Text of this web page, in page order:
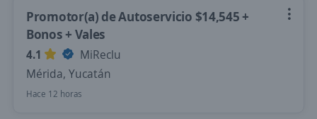
Promotor(a) de Autoservicio $14,545 +
Bonos + Vales
4.1
MiReclu
Mérida, Yucatán
Hace 12 horas